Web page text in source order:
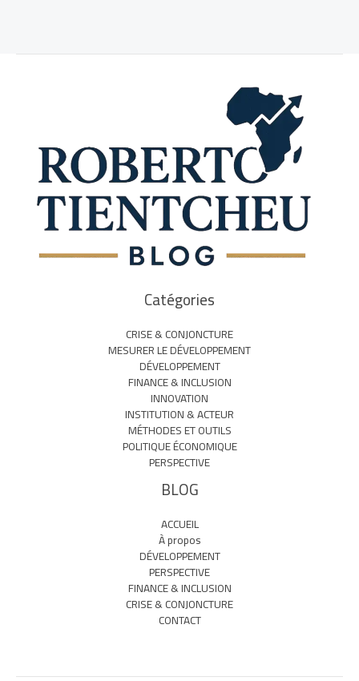
Catégories
CRISE & CONJONCTURE
MESURER LE DÉVELOPPEMENT
DÉVELOPPEMENT
FINANCE & INCLUSION
INNOVATION
INSTITUTION & ACTEUR
MÉTHODES ET OUTILS
POLITIQUE ÉCONOMIQUE
PERSPECTIVE
BLOG
ACCUEIL
À propos
DÉVELOPPEMENT
PERSPECTIVE
FINANCE & INCLUSION
CRISE & CONJONCTURE
CONTACT